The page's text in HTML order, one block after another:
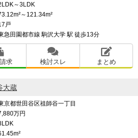
～3LDK
～121.34m²
戸
急田園都市線 駒沢大学 駅 徒歩13分
求 検討スレ まとめ
大蔵
京都世田谷区祖師谷一丁目
万円